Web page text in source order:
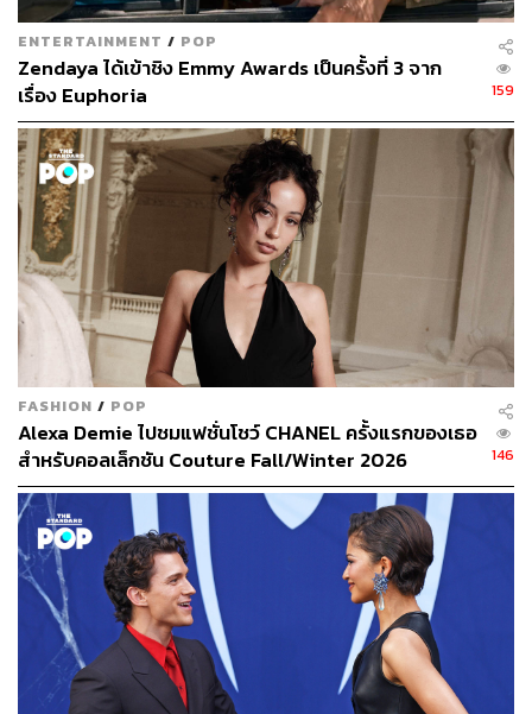
ENTERTAINMENT / POP
Zendaya ได้เข้าชิง Emmy Awards เป็นครั้งที่ 3 จาก
เรื่อง Euphoria
159
FASHION / POP
Alexa Demie ไปชมแฟชั่นโชว์ CHANEL ครั้งแรกของเธอ
สำหรับคอลเล็กชัน Couture Fall/Winter 2026
146